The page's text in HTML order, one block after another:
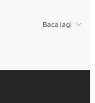
Baca lagi